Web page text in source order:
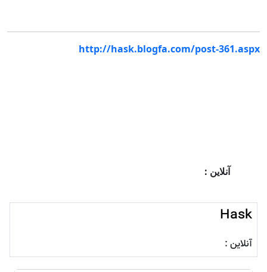
آنلاین :
http://hask.blogfa.com/post-361.aspx
Hask
آنلاین :